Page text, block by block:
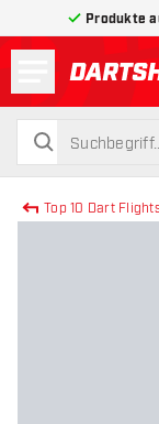
Produkte
suchen
suchen
Top 10 Dart